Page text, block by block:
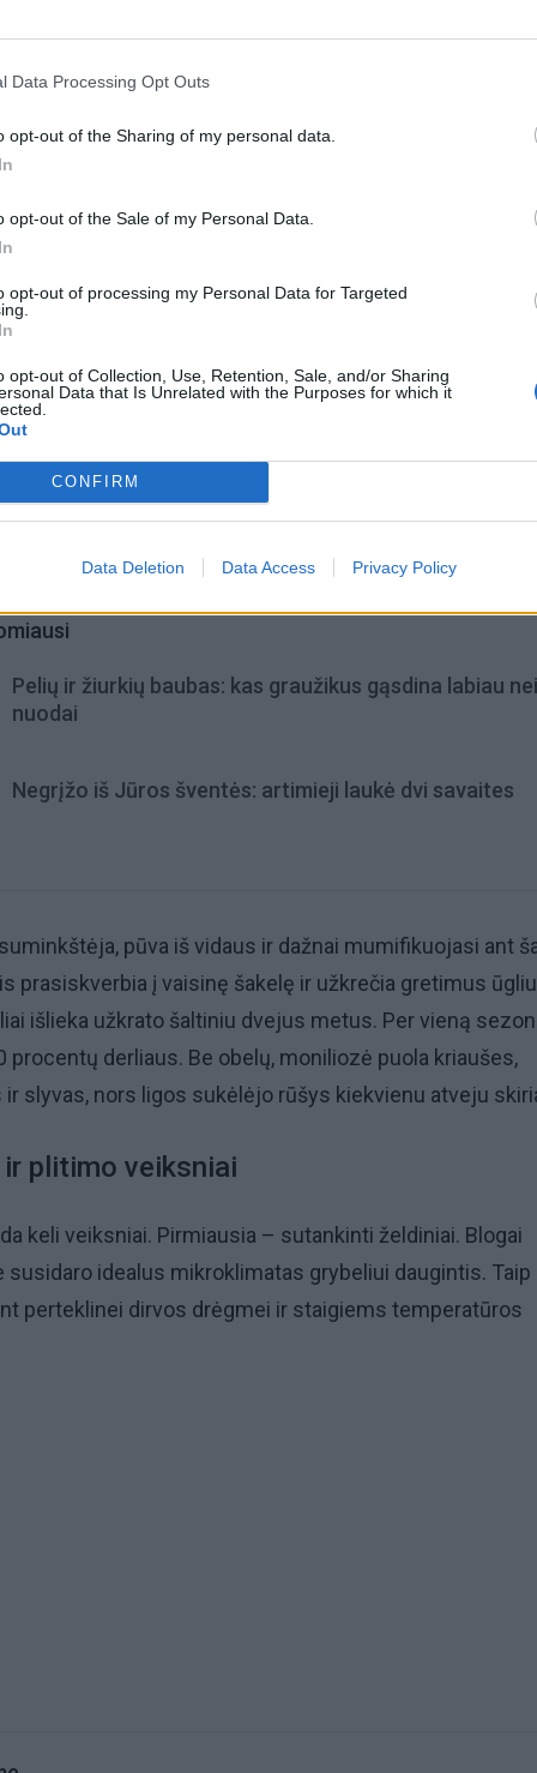
Data Processing Opt Outs
opt-out of the Sharing of my personal data.
opt-out of the Sale of my Personal Data.
opt-out of processing my Personal Data for Targeted
opt-out of Collection, Use, Retention, Sale, and/or Sharing
Data that Is Unrelated with the Purposes for which it
CONFIRM
Data Deletion Data Access Privacy Policy
požymiai išryškėja ant lapų ir žiedynų – jie paruduoja ir
laikotarpiu, ant obuolių atsiranda nedidelių rudų
iškiliais baltais arba kreminiais apskritimais –
Pelių ir žiurkių baubas: kas graužikus gąsdina labiau nei
nuodai
Negrįžo iš Jūros šventės: artimieji laukė dvi savaites
pūva iš vidaus ir dažnai mumifikuojasi ant
prasiskverbia į vaisinę šakelę ir užkrečia gretimus
išlieka užkrato šaltiniu dvejus metus. Per vieną
procentų derliaus. Be obelų, moniliozė puola kriaušes,
ir slyvas, nors ligos sukėlėjo rūšys kiekvienu atveju
ir plitimo veiksniai
keli veiksniai. Pirmiausia – sutankinti želdiniai. Blogai
idealus mikroklimatas grybeliui daugintis. Taip
perteklinei dirvos drėgmei ir staigiems temperatūros